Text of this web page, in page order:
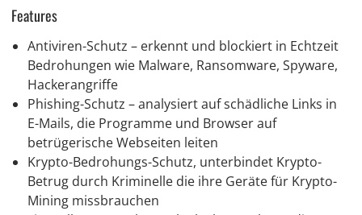
Features
Antiviren-Schutz – erkennt und blockiert in Echtzeit
Bedrohungen wie Malware, Ransomware, Spyware,
Hackerangriffe
Phishing-Schutz – analysiert auf schädliche Links in
E-Mails, die Programme und Browser auf
betrügerische Webseiten leiten
Krypto-Bedrohungs-Schutz, unterbindet Krypto-
Betrug durch Kriminelle die ihre Geräte für Krypto-
Mining missbrauchen